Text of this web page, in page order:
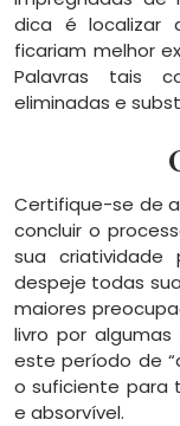
dica é localizar
ficariam melhor
Palavras tais
eliminadas e
Certifique-se de
concluir o
sua criatividade
despeje todas
maiores
livro por
este período de
o suficiente para
e absorvível.